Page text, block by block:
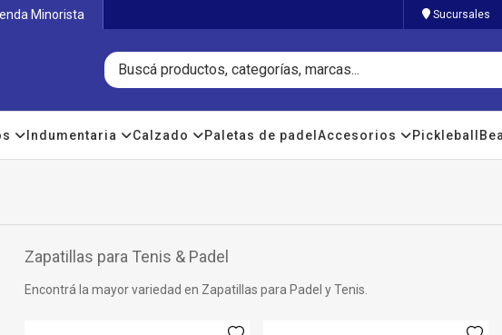
Minorista Sucursales
Indumentaria Calzado Paletas de padel Accesorios Pickleball
Zapatillas para Tenis & Padel
Encontrá la mayor variedad en Zapatillas para Padel y Tenis.